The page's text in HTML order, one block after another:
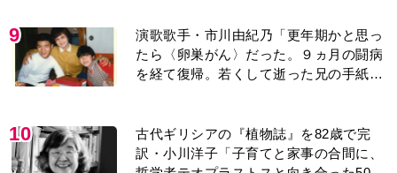
9
演歌歌手・市川由紀乃「更年期かと思っ
たら〈卵巣がん〉だった。９ヵ月の闘病
を経て復帰。若くして逝った兄の手紙を
10
古代ギリシアの『植物誌』を82歳で完
訳・小川洋子「子育てと家事の合間に、